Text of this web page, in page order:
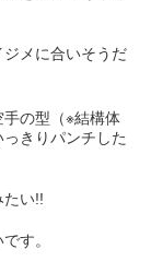
メに合いそうだ
の型（※結構体
きりパンチした
たい!!
す。